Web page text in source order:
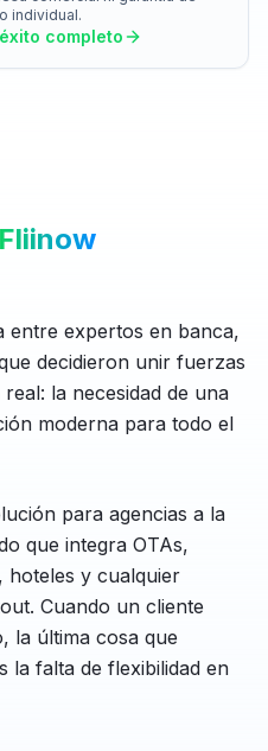
individual.
completo
Fliinow
entre expertos en banca,
decidieron unir fuerzas
la necesidad de una
moderna para todo el
para agencias a la
que integra OTAs,
hoteles y cualquier
Cuando un cliente
la última cosa que
la falta de flexibilidad en